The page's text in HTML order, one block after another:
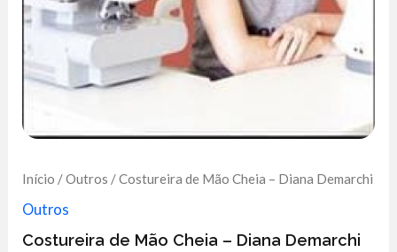
Início /Outros / Costureira de Mão Cheia – Diana Demarchi
Outros
Costureira de Mão Cheia – Diana Demarchi